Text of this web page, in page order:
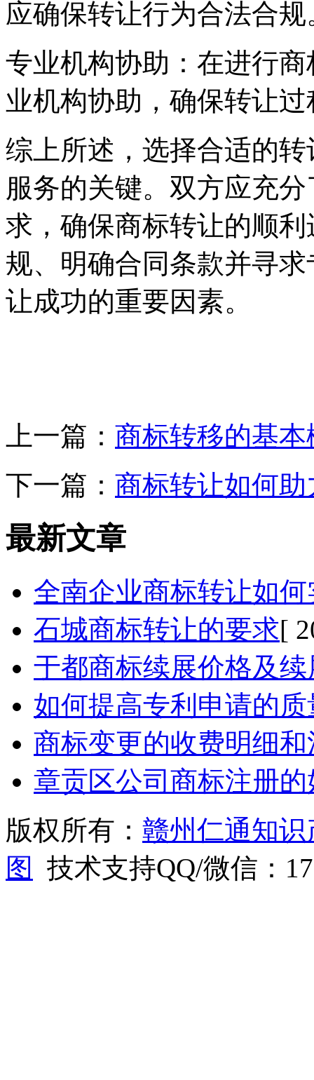
应确保转让行为合法合规
专业机构协助：在进行
业机构协助，确保转让
综上所述，选择合适的
服务的关键。双方应充
求，确保商标转让的顺
规、明确合同条款并寻
让成功的重要因素。
上一篇： 商标转移的基本
下一篇： 商标转让如何
最新文章
全南企业商标转让如
石城商标转让的要求[
于都商标续展价格及
如何提高专利申请的
商标变更的收费明细
章贡区公司商标注册的
版权所有： 赣州仁通知
图
技术支持QQ/微信：